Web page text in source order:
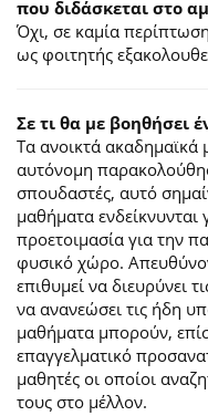
που διδάσκεται στο
Όχι, σε καμία
ως φοιτητής
Σε τι θα με βοηθήσει
Τα ανοικτά ακαδημαϊκά
αυτόνομη
σπουδαστές, αυτό
μαθήματα
προετοιμασία για την
φυσικό χώρο.
επιθυμεί να διευρύνει
να ανανεώσει τις ήδη
μαθήματα μπορούν,
επαγγελματικό
μαθητές οι οποίοι
τους στο μέλλον.